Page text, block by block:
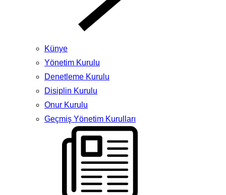
Künye
Yönetim Kurulu
Denetleme Kurulu
Disiplin Kurulu
Onur Kurulu
Geçmiş Yönetim Kurulları